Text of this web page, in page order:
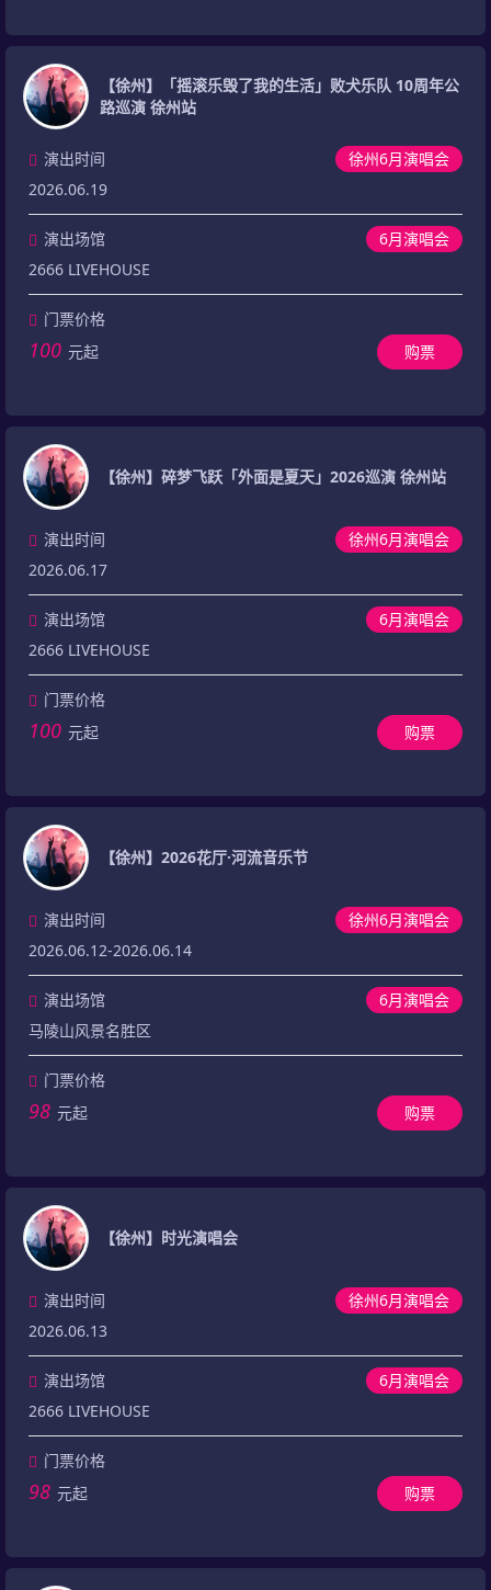
【徐州】「摇滚乐毁了我的生活」败犬乐队 10周年公
路巡演 徐州站
徐州6月演唱会
演出时间
2026.06.19
6月演唱会
演出场馆
2666 LIVEHOUSE
门票价格
100 元起 购票
【徐州】碎梦飞跃「外面是夏天」2026巡演 徐州站
徐州6月演唱会
演出时间
2026.06.17
6月演唱会
演出场馆
2666 LIVEHOUSE
门票价格
100 元起 购票
【徐州】2026花厅·河流音乐节
徐州6月演唱会
演出时间
2026.06.12-2026.06.14
6月演唱会
演出场馆
马陵山风景名胜区
门票价格
98 元起 购票
【徐州】时光演唱会
徐州6月演唱会
演出时间
2026.06.13
6月演唱会
演出场馆
2666 LIVEHOUSE
门票价格
98 元起 购票